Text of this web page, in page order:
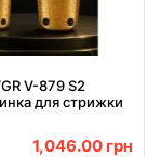
V-879 S2
для стрижки
1,046.00 грн